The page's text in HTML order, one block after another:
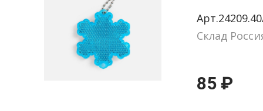
Склад
85 ₽